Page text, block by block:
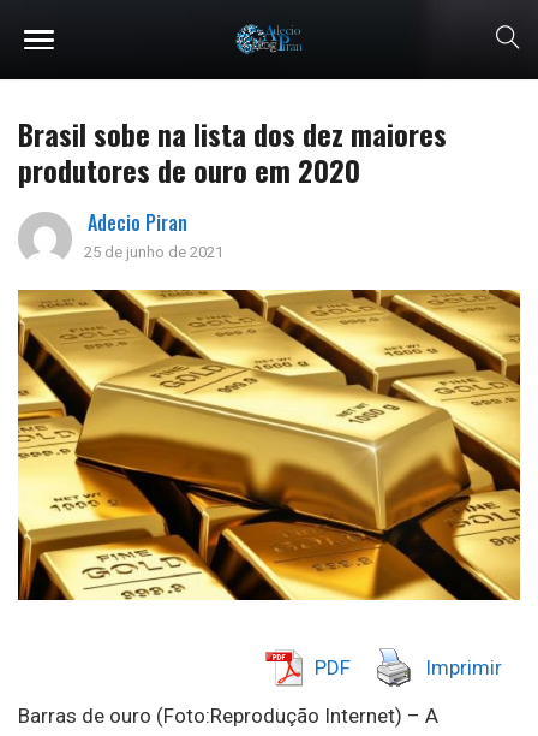
Brasil sobe na lista dos dez maiores
produtores de ouro em 2020
Adecio Piran
25 de junho de 2021
PDF Imprimir
Barras de ouro (Foto:Reprodução Internet) – A